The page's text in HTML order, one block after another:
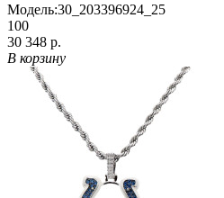
Модель:30_203396924_25
100
30 348 р.
В корзину